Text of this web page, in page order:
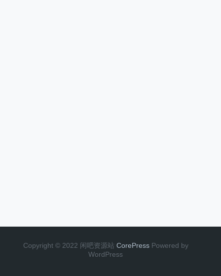
Copyright © 2022 闲吧资源站 CorePress Powered by
WordPress